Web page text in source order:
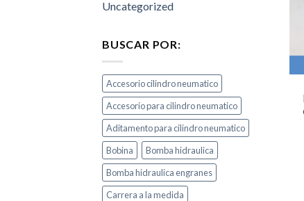
Uncategorized
BUSCAR POR:
Accesorio cilindro neumatico
Accesorio para cilindro neumatico
Aditamento para cilindro neumatico
Bobina
Bomba hidraulica
Bomba hidraulica engranes
Carrera a la medida